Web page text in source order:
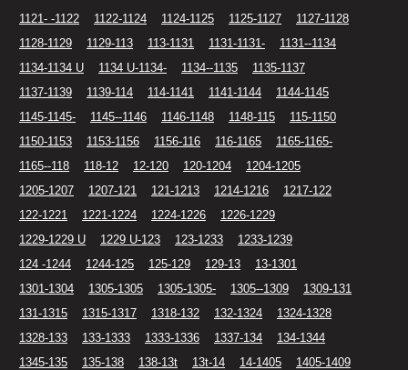
1121- -1122
1122-1124 1124-1125 1125-1127
1127-1128
1128-1129
1129-113 113-1131 1131-1131-
1131--1134
1134-1134 U
1134 U-1134- 1134--1135
1135-1137
1137-1139
1139-114 114-1141 1141-1144
1144-1145
1145-1145-
1145--1146 1146-1148 1148-115
115-1150
1150-1153
1153-1156 1156-116 116-1165
1165-1165-
1165--118
118-12 12-120 120-1204
1204-1205
1205-1207
1207-121 121-1213 1214-1216
1217-122
122-1221
1221-1224 1224-1226
1226-1229
1229-1229 U
1229 U-123 123-1233
1233-1239
124 -1244
1244-125 125-129 129-13
13-1301
1301-1304
1305-1305 1305-1305- 1305--1309
1309-131
131-1315
1315-1317 1318-132 132-1324
1324-1328
1328-133
133-1333 1333-1336 1337-134
134-1344
1345-135
135-138 138-13t 13t-14 14-1405
1405-1409